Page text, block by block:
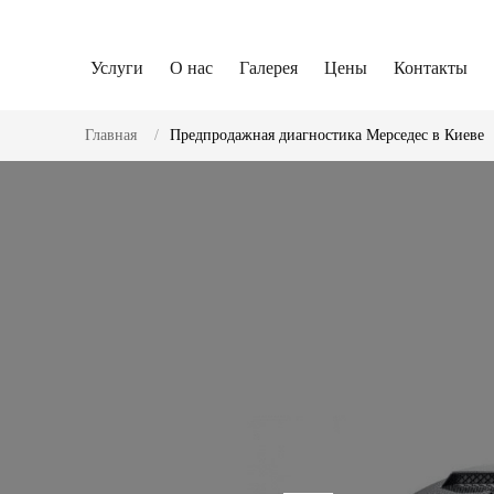
Услуги О нас Галерея Цены Контакты
Главная Предпродажная диагностика Мерседес в Киеве